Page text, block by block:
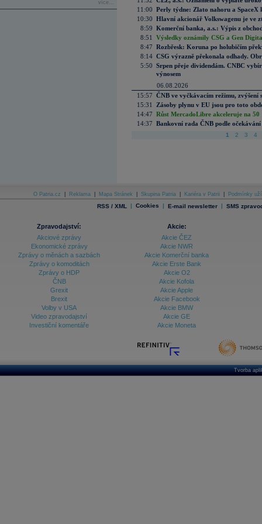
více...
11:00 Perly týdne: Zlato nahoru a SpaceX
10:30 Hlavní akcionář Volkswagenu je ve
8:59 Komerční banka, a.s.: Výpis z
8:51
Výsledky oznámily CSG a Gen
8:47 Rozbřesk: Koruna po holubičím
8:14 CSG výrazně překonala odhady.
5:50 Srpen přeje dividendám. CNBC
výnosem
06.08.2026
15:57 ČNB ve vyčkávacím režimu, zvýšení
15:31
Zásoby plynu v EU jsou pro toto
14:47 Růst MercadoLibre akceleruje na
14:37 Bankovní rada ČNB podle
1 2 3 4
O Patria.cz Reklama Mapa Stránek Skupina Patria Kariéra v Patrii Podmínky
RSS / XML | Cookies | E-mail newsletter | SMS
Zpravodajství:
Akciové zprávy
Ekonomické zprávy
Zprávy o měnách a sazbách
Zprávy o komoditách
Zprávy o HDP
ČNB
Grexit
Brexit
Volby v USA
Video zpravodajství
Investiční komentáře
Akcie:
Akcie ČEZ
Akcie NWR
Akcie Komerční banka
Akcie Erste Bank
Akcie O2
Akcie Kofola
Akcie Apple
Akcie Facebook
Akcie BMW
Akcie GE
Akcie Moneta
Tvorba